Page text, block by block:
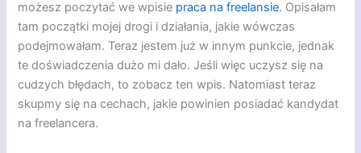
możesz poczytać we wpisie praca na freelansie. Opisałam
tam początki mojej drogi i działania, jakie wówczas
podejmowałam. Teraz jestem już w innym punkcie, jednak
te doświadczenia dużo mi dało. Jeśli więc uczysz się na
cudzych błędach, to zobacz ten wpis. Natomiast teraz
skupmy się na cechach, jakie powinien posiadać kandydat
na freelancera.